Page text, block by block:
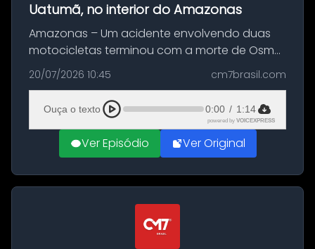
Uatumã, no interior do Amazonas
Amazonas – Um acidente envolvendo duas
motocicletas terminou com a morte de Osmar
Figueiredo de Souza, de 38 anos, no município
de São Sebastião do Uatumã, no interior do
Amazonas. A colisão ocorreu n...
20/07/2026 10:45 cm7brasil.com
Ouça o texto 0:00 / 1:14
powered by VOICEXPRESS
Ver Episódio Ver Original